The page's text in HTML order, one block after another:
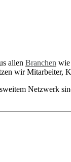
allen Branchen wie
wir Mitarbeiter,
Netzwerk